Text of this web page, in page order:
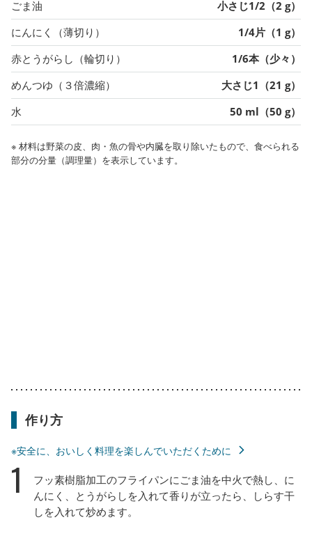
ごま油
小さじ1/2（2 g）
にんにく（薄切り）
1/4片（1 g）
赤とうがらし（輪切り）
1/6本（少々）
めんつゆ（３倍濃縮）
大さじ1（21 g）
水
50 ml（50 g）
※ 材料は野菜の皮、肉・魚の骨や内臓を取り除いたもので、食べられる
部分の分量（調理量）を表示しています。
作り方
※安全に、おいしく料理を楽しんでいただくために
1
フッ素樹脂加工のフライパンにごま油を中火で熱し、に
んにく、とうがらしを入れて香りが立ったら、しらす干
しを入れて炒めます。